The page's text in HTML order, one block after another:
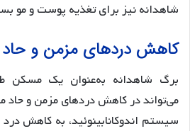
شاهدانه نیز برای تغذیه پوست و مو
کاهش دردهای مزمن و حاد
برگ شاهدانه به‌عنوان یک مسکن
سیستم اندوکانابینوئید، به کاهش